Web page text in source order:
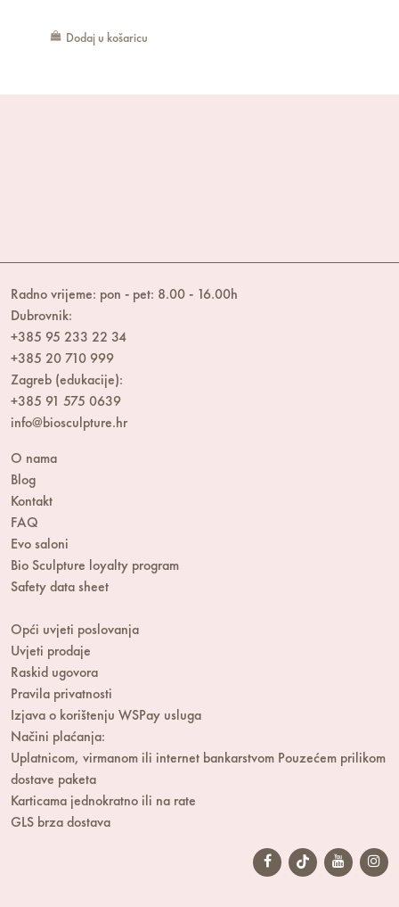
Dodaj u košaricu
Radno vrijeme: pon - pet: 8.00 - 16.00h
Dubrovnik:
+385 95 233 22 34
+385 20 710 999
Zagreb (edukacije):
+385 91 575 0639
info@biosculpture.hr
O nama
Blog
Kontakt
FAQ
Evo saloni
Bio Sculpture loyalty program
Safety data sheet
Opći uvjeti poslovanja
Uvjeti prodaje
Raskid ugovora
Pravila privatnosti
Izjava o korištenju WSPay usluga
Načini plaćanja:
Uplatnicom, virmanom ili internet bankarstvom Pouzećem prilikom
dostave paketa
Karticama jednokratno ili na rate
GLS brza dostava